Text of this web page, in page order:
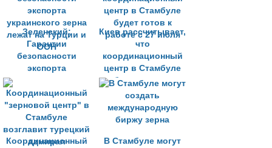
Зеленский:
Гарантии
безопасности
экспорта
украинского зерна
лежат на Турции и
ООН
Киев рассчитывает,
что
координационный
центр в Стамбуле
будет готов к
работе с 27 июля
Координационный
В Стамбуле могут